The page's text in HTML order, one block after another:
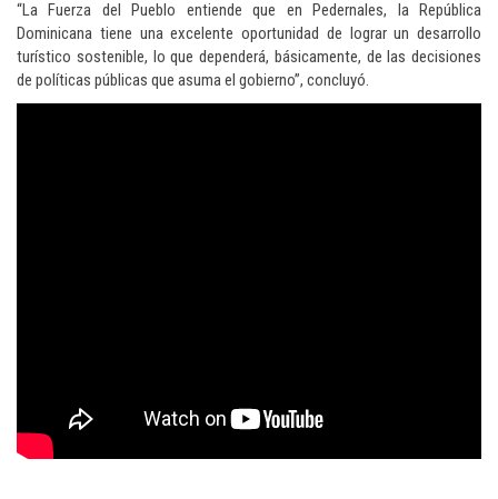
“La Fuerza del Pueblo entiende que en Pedernales, la República
Dominicana tiene una excelente oportunidad de lograr un desarrollo
turístico sostenible, lo que dependerá, básicamente, de las decisiones
de políticas públicas que asuma el gobierno”, concluyó.